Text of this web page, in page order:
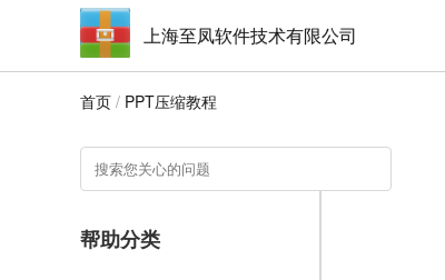
上海至凤软件技术有限公司
首页 / PPT压缩教程
帮助分类